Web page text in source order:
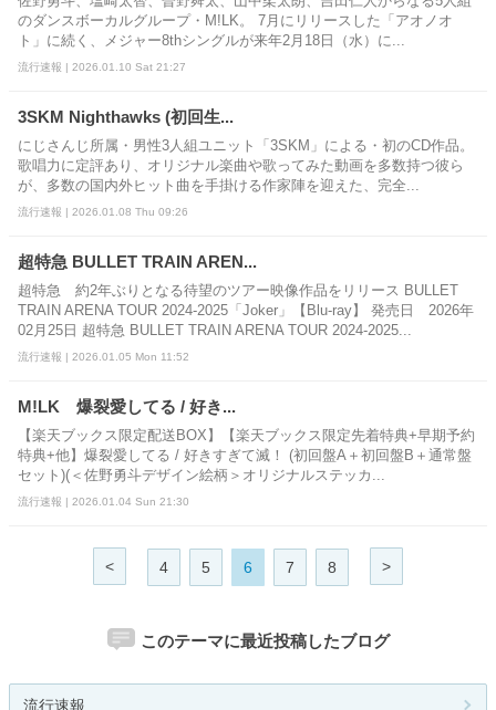
のダンスボーカルグループ・M!LK。 7月にリリースした「アオノオ
ト」に続く、メジャー8thシングルが来年2月18日（水）に...
流行速報 | 2026.01.10 Sat 21:27
3SKM Nighthawks (初回生...
にじさんじ所属・男性3人組ユニット「3SKM」による・初のCD作品。
歌唱力に定評あり、オリジナル楽曲や歌ってみた動画を多数持つ彼ら
が、多数の国内外ヒット曲を手掛ける作家陣を迎えた、完全...
流行速報 | 2026.01.08 Thu 09:26
超特急 BULLET TRAIN AREN...
超特急 約2年ぶりとなる待望のツアー映像作品をリリース BULLET
TRAIN ARENA TOUR 2024-2025「Joker」【Blu-ray】 発売日 2026年
02月25日 超特急 BULLET TRAIN ARENA TOUR 2024-2025...
流行速報 | 2026.01.05 Mon 11:52
M!LK 爆裂愛してる / 好き...
【楽天ブックス限定配送BOX】【楽天ブックス限定先着特典+早期予約
特典+他】爆裂愛してる / 好きすぎて滅！ (初回盤A＋初回盤B＋通常盤
セット)(＜佐野勇斗デザイン絵柄＞オリジナルステッカ...
流行速報 | 2026.01.04 Sun 21:30
< 4 5 6 7 8 >
このテーマに最近投稿したブログ
流行速報